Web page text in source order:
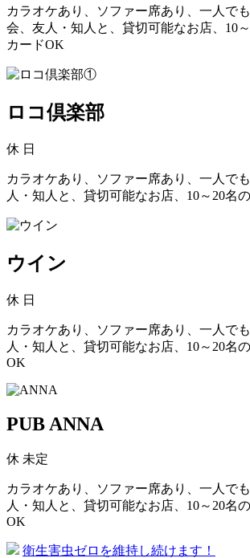
カラオケあり、ソファー席あり、一人で
会、友人・知人と、貸切可能なお店、10～
カードOK
ロコ倶楽部
休 日
カラオケあり、ソファー席あり、一人で
人・知人と、貸切可能なお店、10～20名
ウイン
休 日
カラオケあり、ソファー席あり、一人で
人・知人と、貸切可能なお店、10～20名
OK
PUB ANNA
休 未定
カラオケあり、ソファー席あり、一人で
人・知人と、貸切可能なお店、10～20名
OK
衛生害虫ゼロを維持し続けます！